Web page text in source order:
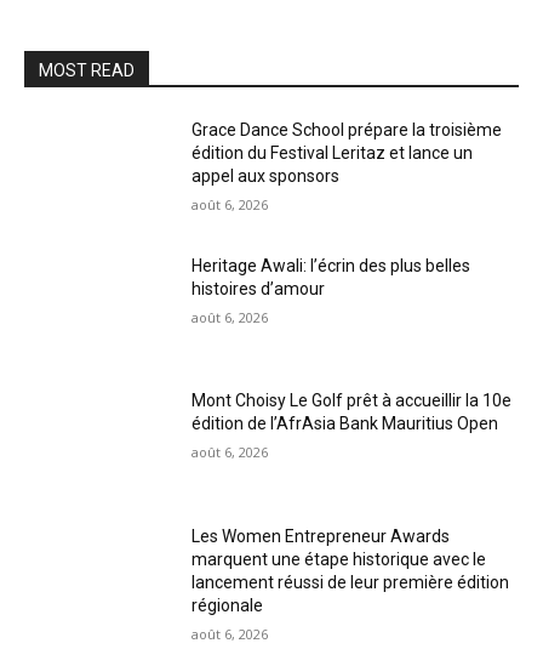
MOST READ
Grace Dance School prépare la troisième
édition du Festival Leritaz et lance un
appel aux sponsors
août 6, 2026
Heritage Awali: l’écrin des plus belles
histoires d’amour
août 6, 2026
Mont Choisy Le Golf prêt à accueillir la 10e
édition de l’AfrAsia Bank Mauritius Open
août 6, 2026
Les Women Entrepreneur Awards
marquent une étape historique avec le
lancement réussi de leur première édition
régionale
août 6, 2026